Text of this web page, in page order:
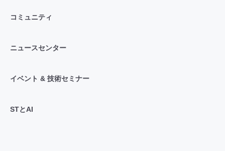
コミュニティ
ニュースセンター
イベント & 技術セミナー
STとAI